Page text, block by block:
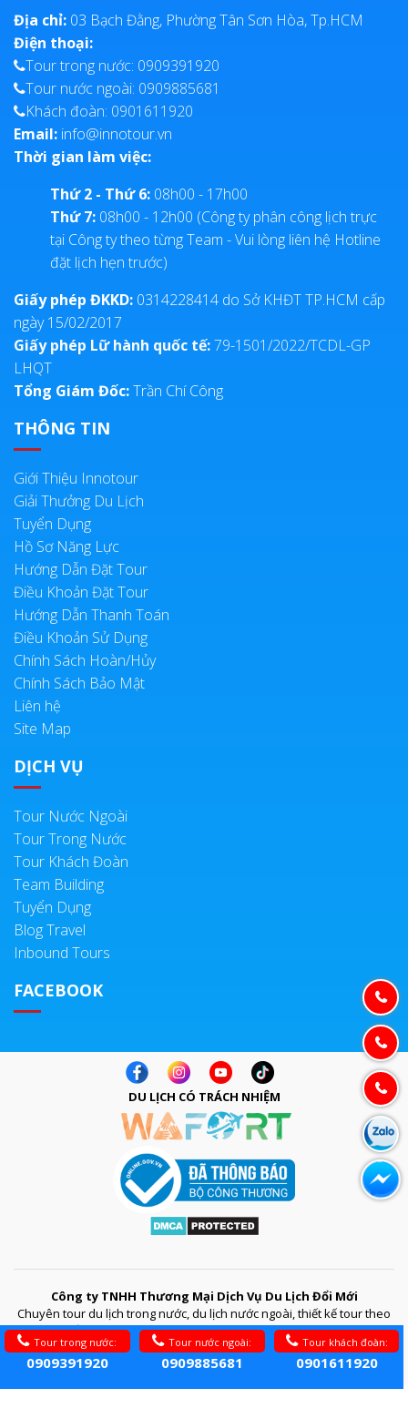
Tour trong nước:
0909391920
Tour nước ngoài:
0909885681
Tour khách đoàn:
0901611920
Địa chỉ: 03 Bạch Đằng, Phường Tân Sơn Hòa, Tp.HCM
Điện thoại:
Tour trong nước: 0909391920
Tour nước ngoài: 0909885681
Khách đoàn: 0901611920
Email: info@innotour.vn
Thời gian làm việc:
Thứ 2 - Thứ 6: 08h00 - 17h00
Thứ 7: 08h00 - 12h00 (Công ty phân công lịch trực
tại Công ty theo từng Team - Vui lòng liên hệ Hotline
đặt lịch hẹn trước)
Giấy phép ĐKKD: 0314228414 do Sở KHĐT TP.HCM cấp
ngày 15/02/2017
Giấy phép Lữ hành quốc tế:79-1501/2022/TCDL-GP
LHQT
Tổng Giám Đốc:Trần Chí Công
THÔNG TIN
Giới Thiệu Innotour
Giải Thưởng Du Lịch
Tuyển Dụng
Hồ Sơ Năng Lực
Hướng Dẫn Đặt Tour
Điều Khoản Đặt Tour
Hướng Dẫn Thanh Toán
Điều Khoản Sử Dụng
Chính Sách Hoàn/Hủy
Chính Sách Bảo Mật
Liên hệ
Site Map
DỊCH VỤ
Tour Nước Ngoài
Tour Trong Nước
Tour Khách Đoàn
Team Building
Tuyển Dụng
Blog Travel
Inbound Tours
FACEBOOK
DU LỊCH CÓ TRÁCH NHIỆM
Công ty TNHH Thương Mại Dịch Vụ Du Lịch Đổi Mới
Chuyên tour du lịch trong nước, du lịch nước ngoài, thiết kế tour theo
yêu cầu, tổ chức sự kiện, hội nghị, đặt phòng khách sạn, đặt vé máy
bay,...